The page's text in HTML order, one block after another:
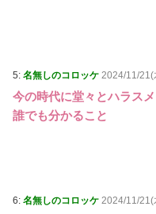
5: 名無しのコロッケ 2024/11/21(
今の時代に堂々とハラス
誰でも分かること
6: 名無しのコロッケ 2024/11/21(